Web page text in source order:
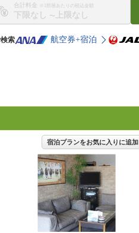
合計料金 ※1部屋あたりの税込金額
〜
索 航空券+宿泊
宿泊プランをお気に入りに追加